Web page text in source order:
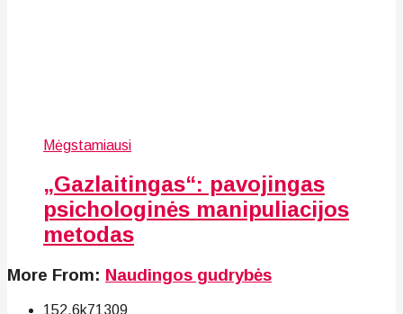
Mėgstamiausi
„Gazlaitingas“: pavojingas
psichologinės manipuliacijos
metodas
More From: Naudingos gudrybės
152.6k71 309